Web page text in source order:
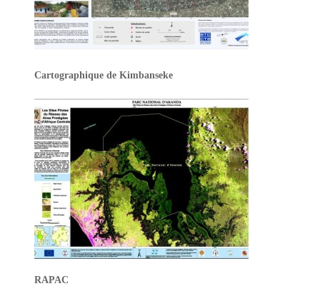
Cartographique de Kimbanseke
RAPAC